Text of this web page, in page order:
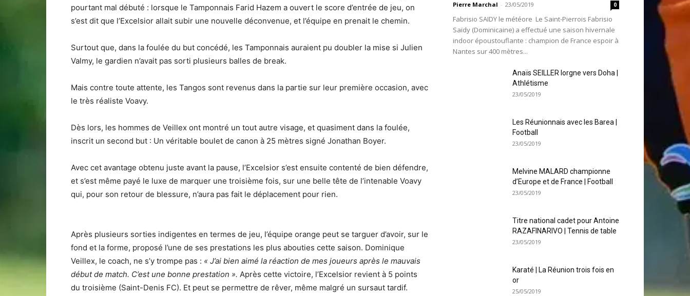
pourtant mal débuté : lorsque le Tamponnais Farid Hazem a ouvert le score d’entrée de jeu, on
s’est dit que l’Excelsior allait subir une nouvelle déconvenue, et l’équipe en prenait le chemin.
Surtout que, dans la foulée du but concédé, les Tamponnais auraient pu doubler la mise si Julien
Valmy, le gardien n’avait pas sorti plusieurs balles de break.
Mais contre toute attente, les Tangos sont revenus dans la partie sur leur première occasion, avec
le très réaliste Voavy.
Dès lors, les hommes de Veillex ont montré un tout autre visage, et quasiment dans la foulée,
inscrit un second but : Un véritable boulet de canon à 25 mètres signé Jonathan Boyer.
Avec cet avantage obtenu juste avant la pause, l’Excelsior s’est ensuite contenté de bien défendre,
et s’est même payé le luxe de marquer une troisième fois, sur une belle tête de l’intenable Voavy
qui, pour son retour de blessure, n’aura pas fait le déplacement pour rien.
Après plusieurs sorties indigentes en termes de jeu, l’équipe orange peut se targuer d’avoir, sur le
fond et la forme, proposé l’une de ses prestations les plus abouties cette saison. Dominique
Veillex, le coach, ne s’y trompe pas : « J’ai bien aimé la réaction de mes joueurs après le mauvais
début de match. C’est une bonne prestation ». Après cette victoire, l’Excelsior revient à 5 points
du troisième (Saint-Denis FC). Et peut se permettre de rêver, même malgré un sursaut tardif.
Pierre Marchal - 23/05/2019 0
Fabrisio SAIDY le météore Le Saint-Pierrois Fabrisio
Saïdy (Dominicaine) a effectué une saison hivernale
indoor époustouflante : champion de France espoir à
Nantes sur 400 mètres...
Anaïs SEILLER lorgne vers Doha |
Athlétisme
23/05/2019
Les Réunionnais avec les Barea |
Football
23/05/2019
Melvine MALARD championne
d’Europe et de France | Football
23/05/2019
Titre national cadet pour Antoine
RAZAFINARIVO | Tennis de table
23/05/2019
Karaté | La Réunion trois fois en
or
25/05/2019